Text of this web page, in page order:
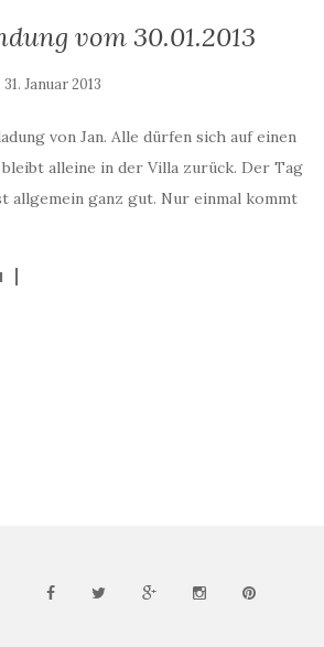
vom 30.01.2013
Januar 2013
von Jan. Alle dürfen sich auf einen
alleine in der Villa zurück. Der Tag
allgemein ganz gut. Nur einmal kommt